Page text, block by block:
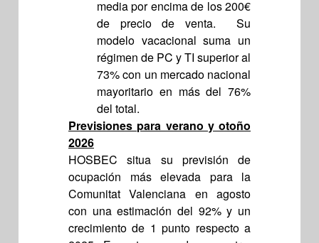
media por encima de los 200€
de precio de venta. Su
modelo vacacional suma un
régimen de PC y TI superior al
73% con un mercado nacional
mayoritario en más del 76%
del total.
Previsiones para verano y otoño
2026
HOSBEC situa su previsión de
ocupación más elevada para la
Comunitat Valenciana en agosto
con una estimación del 92% y un
crecimiento de 1 punto respecto a